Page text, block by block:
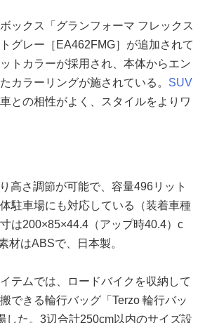
ックス「グランフォーマ フレックス
グレー［EA462FMG］が追加されて
トカラーが採用され、本体からエン
カラーリングが施されている。 SUV
との相性がよく、スタイルをよりワ
高さ調節が可能で、容量496リット
駐車場にも対応している（装着車種
は200×85×44.4（アップ時40.4）c
材はABSで、日本製。
テムでは、ロードバイクを収納して
できる輪行バッグ「Terzo 輪行バッ
した。3辺合計250cm以内のサイズ設